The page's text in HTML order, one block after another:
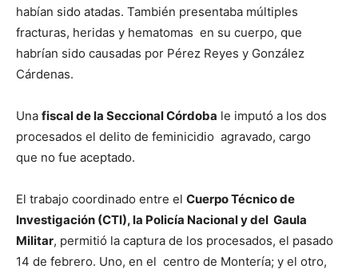
habían sido atadas. También presentaba múltiples
fracturas, heridas y hematomas en su cuerpo, que
habrían sido causadas por Pérez Reyes y González
Cárdenas.
Una fiscal de la Seccional Córdoba le imputó a los dos
procesados el delito de feminicidio agravado, cargo
que no fue aceptado.
El trabajo coordinado entre el Cuerpo Técnico de
Investigación (CTI), la Policía Nacional y del Gaula
Militar, permitió la captura de los procesados, el pasado
14 de febrero. Uno, en el centro de Montería; y el otro,